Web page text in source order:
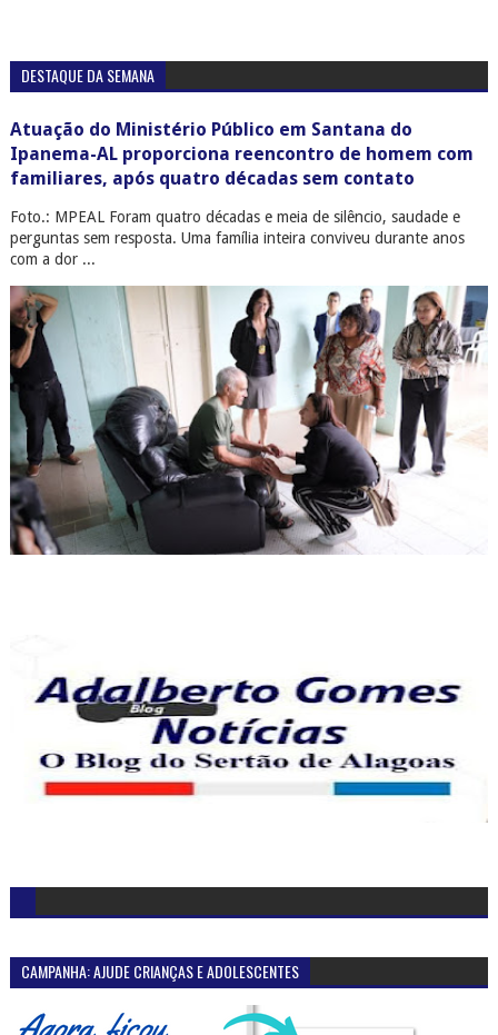
DESTAQUE DA SEMANA
Atuação do Ministério Público em Santana do
Ipanema-AL proporciona reencontro de homem com
familiares, após quatro décadas sem contato
Foto.: MPEAL Foram quatro décadas e meia de silêncio, saudade e
perguntas sem resposta. Uma família inteira conviveu durante anos
com a dor ...
CAMPANHA: AJUDE CRIANÇAS E ADOLESCENTES